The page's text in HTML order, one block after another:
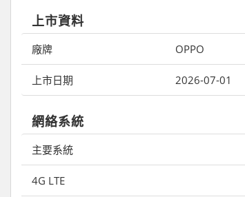
上市資料
廠牌 OPPO
上市日期 2026-07-01
網絡系統
主要系統
4G LTE